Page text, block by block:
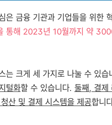
은 금융 기관과 기업들을 위한
통해 2023년 10월까지 약
는 크게 세 가지로 나눌 수 있습
털화할 수 있습니다. 둘째, 결제
산 및 결제 시스템을 제공합니